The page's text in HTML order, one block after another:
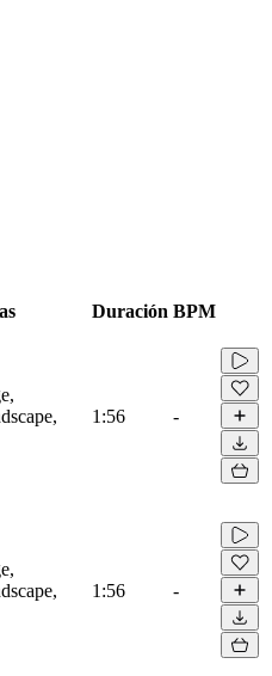
Duración BPM
1:56 -
1:56 -